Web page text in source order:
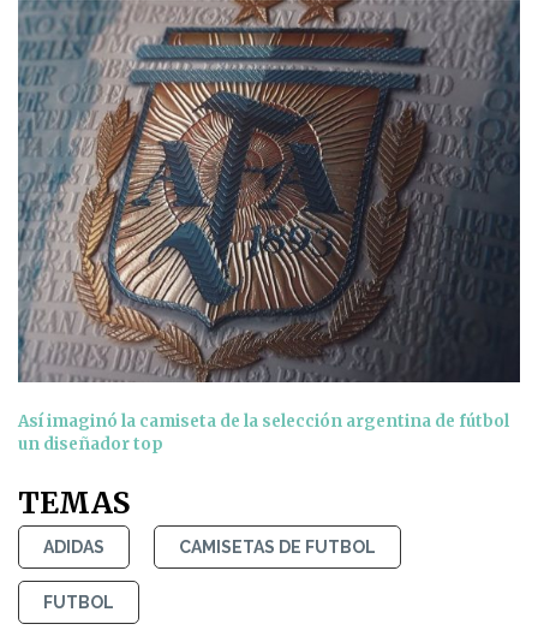
Así imaginó la camiseta de la selección argentina de fútbol
un diseñador top
TEMAS
ADIDAS CAMISETAS DE FUTBOL
FUTBOL